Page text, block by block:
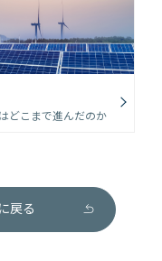
どこまで進んだのか
戻る